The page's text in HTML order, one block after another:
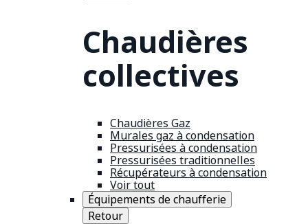
Chaudières
collectives
Chaudières Gaz
Murales gaz à condensation
Pressurisées à condensation
Pressurisées traditionnelles
Récupérateurs à condensation
Voir tout
Équipements de chaufferie
Retour